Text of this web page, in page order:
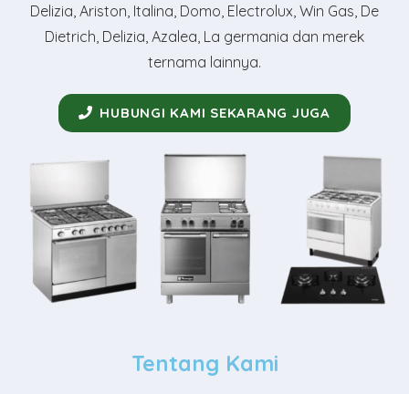
Delizia, Ariston, Italina, Domo, Electrolux, Win Gas, De
Dietrich, Delizia, Azalea, La germania dan merek
ternama lainnya.
HUBUNGI KAMI SEKARANG JUGA
Tentang Kami